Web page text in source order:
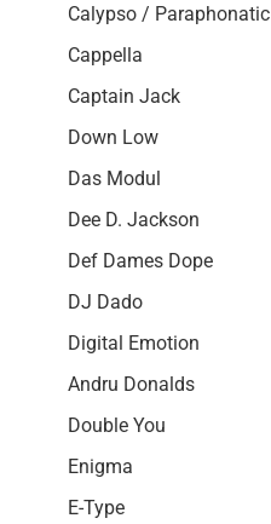
Calypso / Paraphonatic
Cappella
Captain Jack
Down Low
Das Modul
Dee D. Jackson
Def Dames Dope
DJ Dado
Digital Emotion
Andru Donalds
Double You
Enigma
E-Type